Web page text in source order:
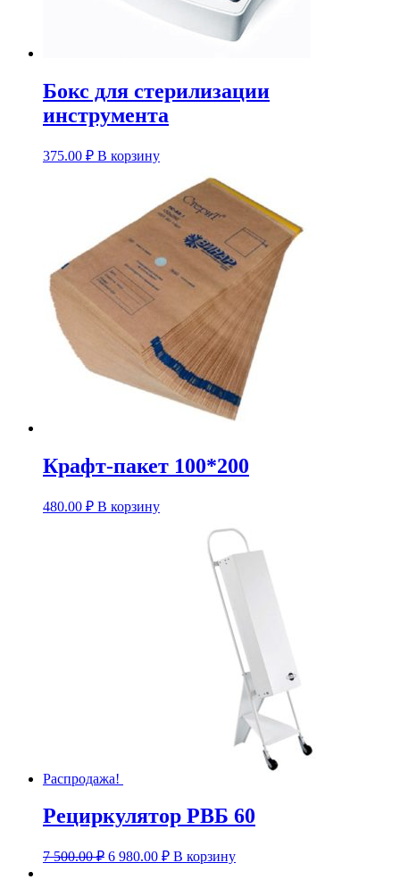
Бокс для стерилизации
инструмента
375.00 ₽ В корзину
Крафт-пакет 100*200
480.00 ₽ В корзину
Распродажа!
Рециркулятор РВБ 60
7 500.00₽ 6 980.00 ₽ В корзину